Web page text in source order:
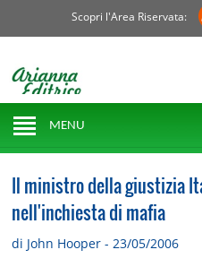
Scopri l'Area Riservata:
MENU
Il ministro della giustizia
nell'inchiesta di mafia
di John Hooper - 23/05/2006